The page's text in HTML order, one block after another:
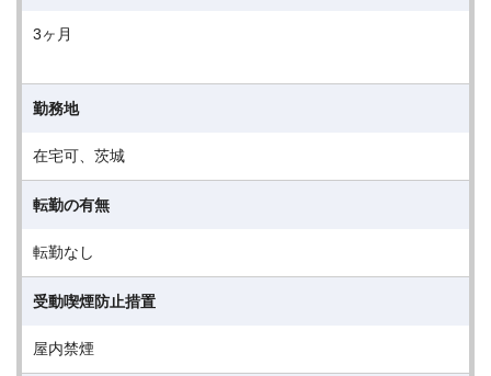
3ヶ月
勤務地
在宅可、茨城
転勤の有無
転勤なし
受動喫煙防止措置
屋内禁煙